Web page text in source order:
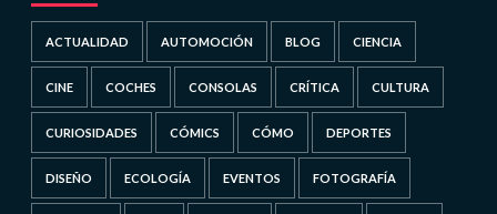
ACTUALIDAD AUTOMOCIÓN BLOG CIENCIA
CINE COCHES CONSOLAS CRÍTICA CULTURA
CURIOSIDADES CÓMICS CÓMO DEPORTES
DISEÑO ECOLOGÍA EVENTOS FOTOGRAFÍA